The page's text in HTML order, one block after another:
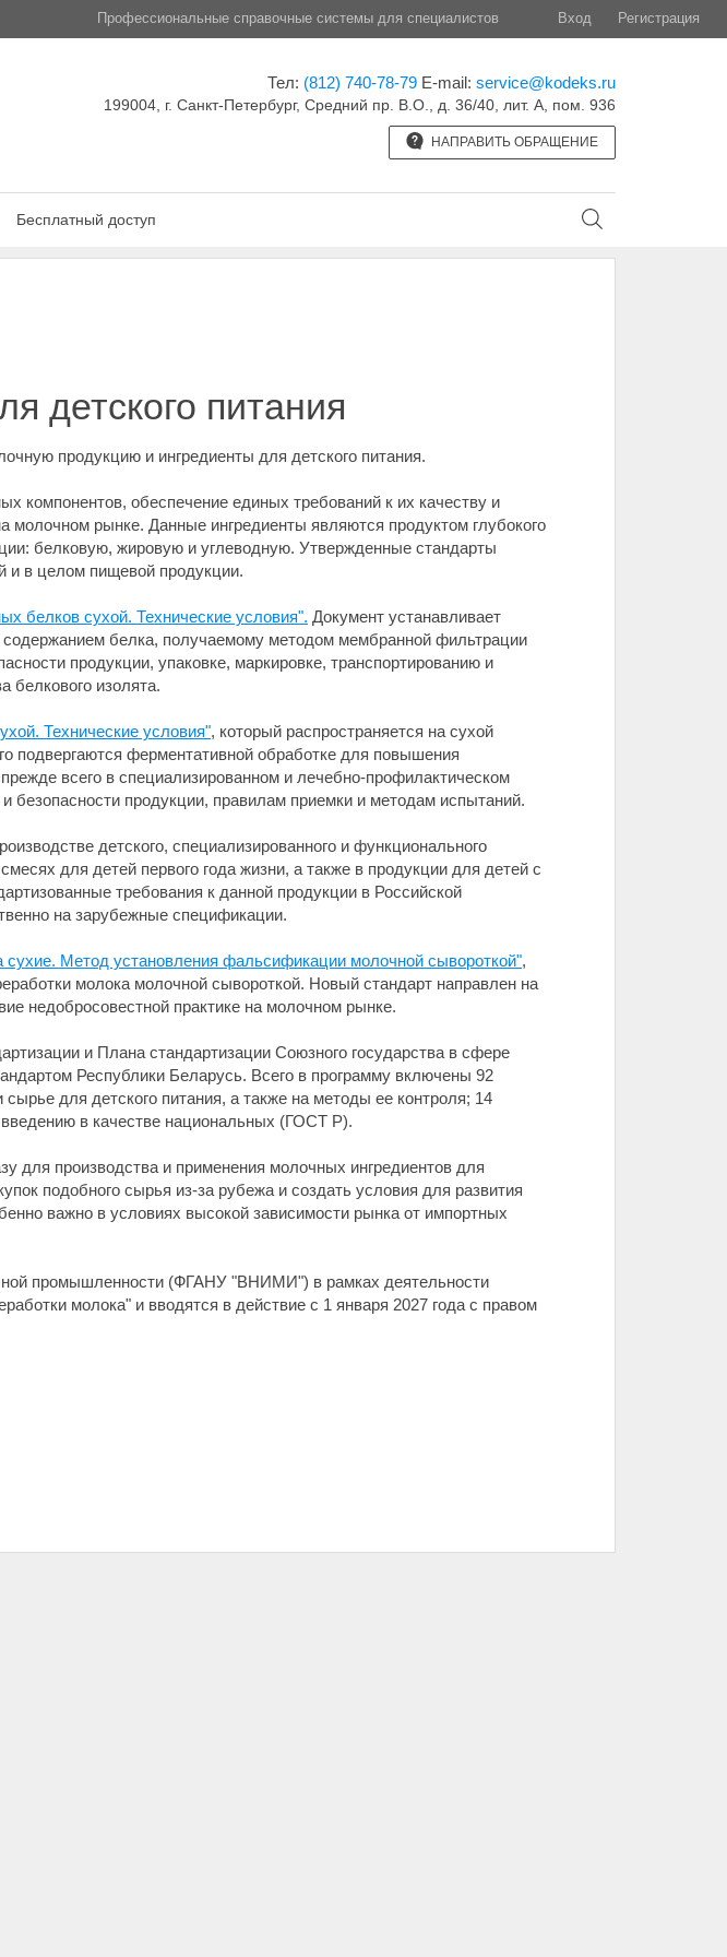
Профессиональные справочные системы для специалистов Вход Регистрация
Тел: (812) 740-78-79 E-mail: service@kodeks.ru
199004, г. Санкт-Петербург, Средний пр. В.О., д. 36/40, лит. А, пом. 936
НАПРАВИТЬ ОБРАЩЕНИЕ
Бесплатный доступ
детского питания
продукцию и ингредиенты для детского питания.
компонентов, обеспечение единых требований к их качеству и
молочном рынке. Данные ингредиенты являются продуктом глубокого
белковую, жировую и углеводную. Утвержденные стандарты
и в целом пищевой продукции.
белков сухой. Технические условия". Документ устанавливает
белка, получаемому методом мембранной фильтрации
продукции, упаковке, маркировке, транспортированию и
белкового изолята.
Технические условия", который распространяется на сухой
подвергаются ферментативной обработке для повышения
всего в специализированном и лечебно-профилактическом
безопасности продукции, правилам приемки и методам испытаний.
детского, специализированного и функционального
для детей первого года жизни, а также в продукции для детей с
требования к данной продукции в Российской
на зарубежные спецификации.
Метод установления фальсификации молочной сывороткой",
молока молочной сывороткой. Новый стандарт направлен на
недобросовестной практике на молочном рынке.
и Плана стандартизации Союзного государства в сфере
Республики Беларусь. Всего в программу включены 92
для детского питания, а также на методы ее контроля; 14
в качестве национальных (ГОСТ Р).
для производства и применения молочных ингредиентов для
подобного сырья из-за рубежа и создать условия для развития
важно в условиях высокой зависимости рынка от импортных
промышленности (ФГАНУ "ВНИМИ") в рамках деятельности
молока" и вводятся в действие с 1 января 2027 года с правом